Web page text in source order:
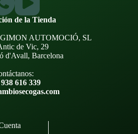
de la Tienda
AUTOMOCIÓ, SL
de Vic, 29
d'Avall, Barcelona
616 339